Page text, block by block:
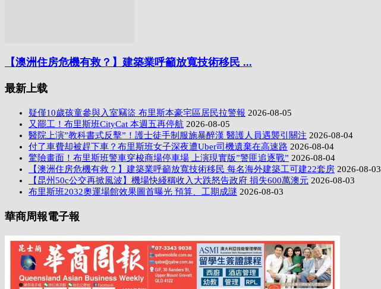
【澳洲住房危機有救？】建築業呼籲放寬技術移民 ...
最新上载
疑僅10歲孩童參與入室竊盜 布里斯本豪宅區居民拉警報 2026-08-05
又罷工！布里斯班CityCat 本週五再停航 2026-08-05
醫院上演”教科書式反擊”！護士徒手制服施暴醉漢 醫護人員遇襲引關注 2026-08-04
付了車費却被趕下車？布里斯班女子深夜遭Uber司機遺棄在高速路 2026-08-04
驚險畫面！布里斯班警車穿梭商場停車場 上演現實版”警匪追逐戰” 2026-08-04
【澳洲住房危機有救？】建築業呼籲放寬技術移民 每名海外建築工可建22套房 2026-08-03
【昆州50c公交再掀風波】機場快綫稱收入大跌怒告政府 損失600萬澳元 2026-08-03
布里斯班2032奧運場館效果圖首曝光 預算、工期成謎 2026-08-03
華商周報電子報